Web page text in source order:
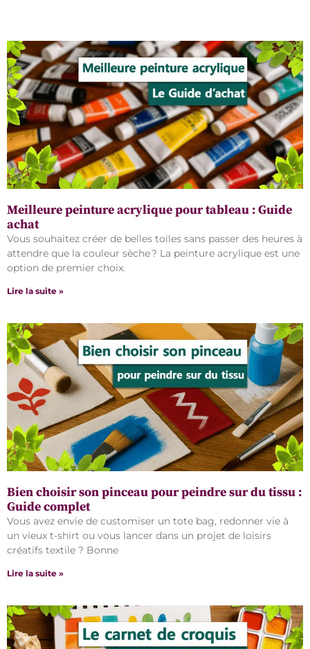
Meilleure peinture acrylique pour tableau : Guide
achat
Vous souhaitez créer de belles toiles sans passer des heures à
attendre que la couleur sèche ? La peinture acrylique est une
option de premier choix.
Lire la suite »
Bien choisir son pinceau pour peindre sur du tissu :
Guide complet
Vous avez envie de customiser un tote bag, redonner vie à
un vieux t-shirt ou vous lancer dans un projet de loisirs
créatifs textile ? Bonne
Lire la suite »